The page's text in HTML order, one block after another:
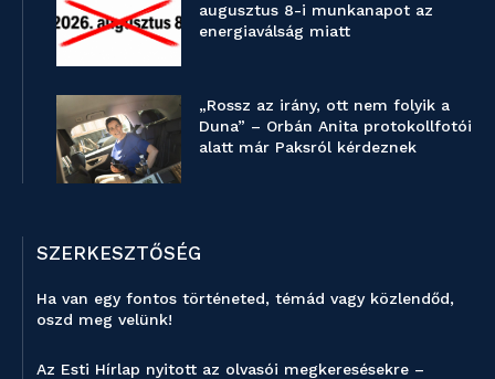
augusztus 8-i munkanapot az
energiaválság miatt
„Rossz az irány, ott nem folyik a
Duna” – Orbán Anita protokollfotói
alatt már Paksról kérdeznek
SZERKESZTŐSÉG
Ha van egy fontos történeted, témád vagy közlendőd,
oszd meg velünk!
Az Esti Hírlap nyitott az olvasói megkeresésekre –